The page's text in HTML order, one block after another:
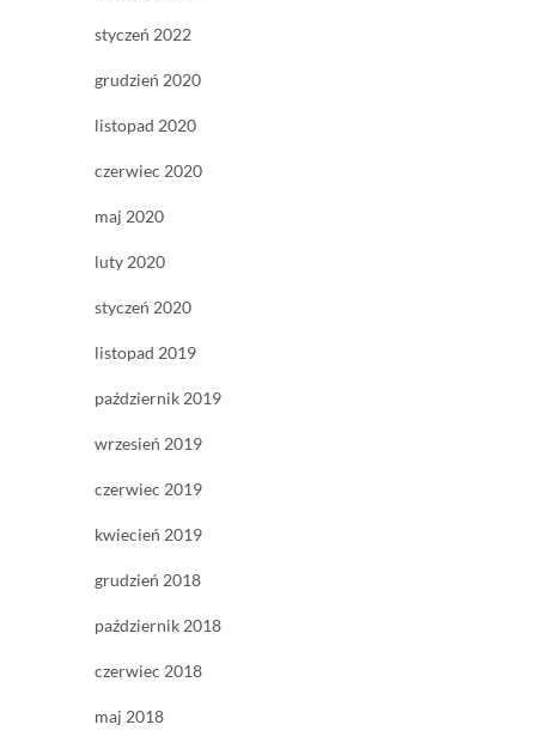
styczeń 2022
grudzień 2020
listopad 2020
czerwiec 2020
maj 2020
luty 2020
styczeń 2020
listopad 2019
październik 2019
wrzesień 2019
czerwiec 2019
kwiecień 2019
grudzień 2018
październik 2018
czerwiec 2018
maj 2018